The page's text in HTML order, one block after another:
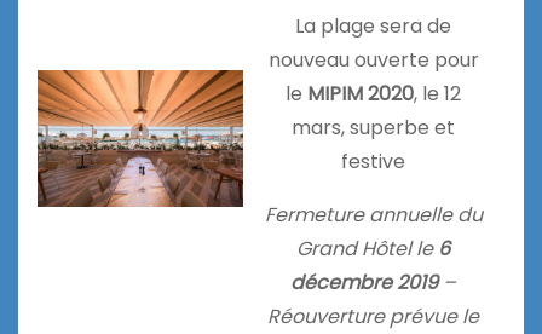
La plage sera de
nouveau ouverte pour
le MIPIM 2020, le 12
mars, superbe et
festive
Fermeture annuelle du
Grand Hôtel le 6
décembre 2019–
Réouverture prévue le